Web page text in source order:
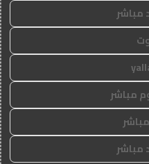
مباشر
مباشر
مباشر